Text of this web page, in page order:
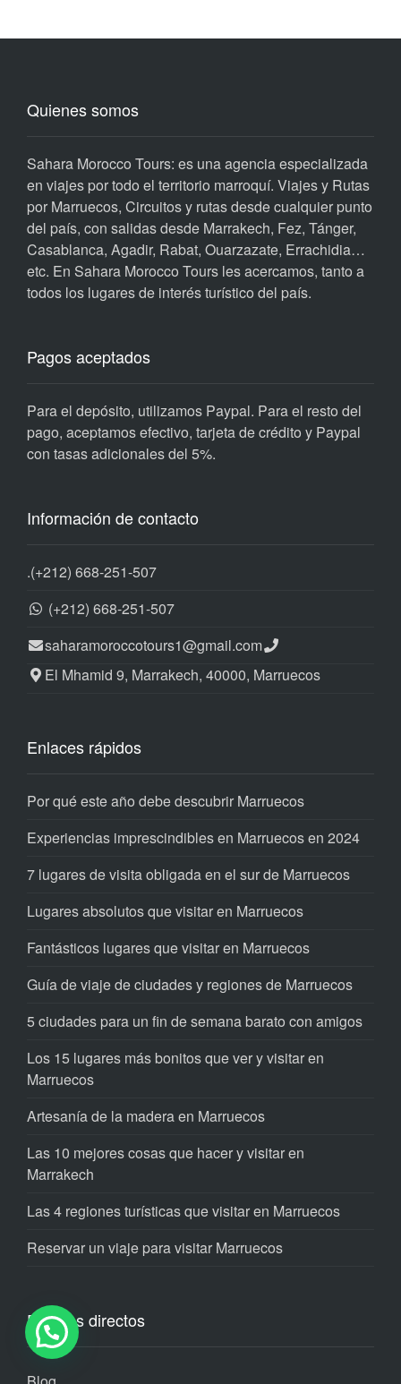
Quienes somos
Sahara Morocco Tours: es una agencia especializada
en viajes por todo el territorio marroquí. Viajes y Rutas
por Marruecos, Circuitos y rutas desde cualquier punto
del país, con salidas desde Marrakech, Fez, Tánger,
Casablanca, Agadir, Rabat, Ouarzazate, Errachidia…
etc. En Sahara Morocco Tours les acercamos, tanto a
todos los lugares de interés turístico del país.
Pagos aceptados
Para el depósito, utilizamos Paypal. Para el resto del
pago, aceptamos efectivo, tarjeta de crédito y Paypal
con tasas adicionales del 5%.
Información de contacto
.(+212) 668-251-507
(+212) 668-251-507
saharamoroccotours1@gmail.com
El Mhamid 9, Marrakech, 40000, Marruecos
Enlaces rápidos
Por qué este año debe descubrir Marruecos
Experiencias imprescindibles en Marruecos en 2024
7 lugares de visita obligada en el sur de Marruecos
Lugares absolutos que visitar en Marruecos
Fantásticos lugares que visitar en Marruecos
Guía de viaje de ciudades y regiones de Marruecos
5 ciudades para un fin de semana barato con amigos
Los 15 lugares más bonitos que ver y visitar en
Marruecos
Artesanía de la madera en Marruecos
Las 10 mejores cosas que hacer y visitar en
Marrakech
Las 4 regiones turísticas que visitar en Marruecos
Reservar un viaje para visitar Marruecos
Enlaces directos